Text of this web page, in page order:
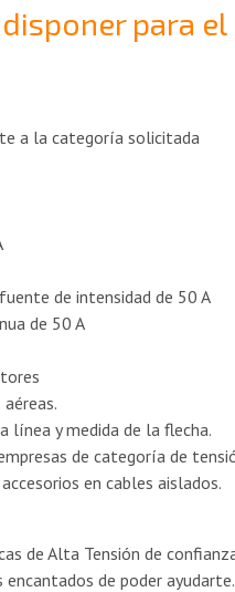
para
a la categoría solicitada
de intensidad de 50 A
de 50 A
y medida de la flecha.
de categoría de
en cables aislados.
de Alta Tensión de
de poder ayudarte.